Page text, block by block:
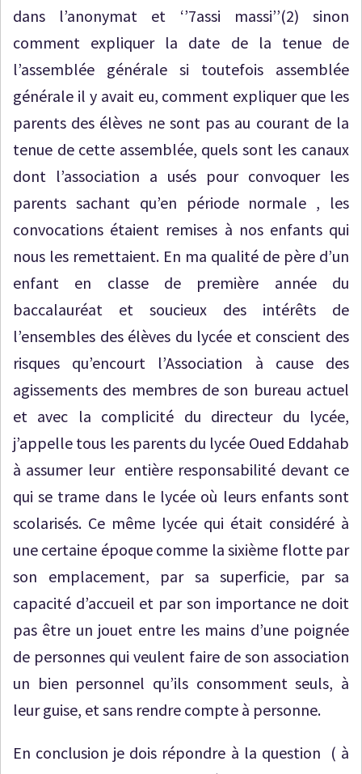
dans l’anonymat et ‘’7assi massi’’(2) sinon
comment expliquer la date de la tenue de
l’assemblée générale si toutefois assemblée
générale il y avait eu, comment expliquer que les
parents des élèves ne sont pas au courant de la
tenue de cette assemblée, quels sont les canaux
dont l’association a usés pour convoquer les
parents sachant qu’en période normale , les
convocations étaient remises à nos enfants qui
nous les remettaient. En ma qualité de père d’un
enfant en classe de première année du
baccalauréat et soucieux des intérêts de
l’ensembles des élèves du lycée et conscient des
risques qu’encourt l’Association à cause des
agissements des membres de son bureau actuel
et avec la complicité du directeur du lycée,
j’appelle tous les parents du lycée Oued Eddahab
à assumer leur entière responsabilité devant ce
qui se trame dans le lycée où leurs enfants sont
scolarisés. Ce même lycée qui était considéré à
une certaine époque comme la sixième flotte par
son emplacement, par sa superficie, par sa
capacité d’accueil et par son importance ne doit
pas être un jouet entre les mains d’une poignée
de personnes qui veulent faire de son association
un bien personnel qu’ils consomment seuls, à
leur guise, et sans rendre compte à personne.
En conclusion je dois répondre à la question ( à